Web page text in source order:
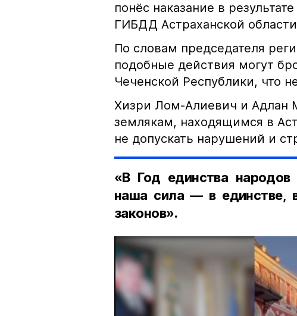
понёс наказание в
ГИБДД Астраханской
По словам председателя
подобные действия могут
Чеченской Республики, что
Хизри Лом-Алиевич и Адлан
землякам, находящимся в
не допускать нарушений и
«В Год единства
наша сила — в единстве,
законов».